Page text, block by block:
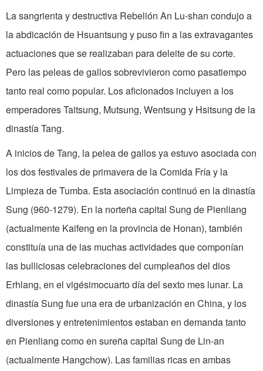
La sangrienta y destructiva Rebelión An Lu-shan condujo a
la abdicación de Hsuantsung y puso fin a las extrava­gantes
actuaciones que se realizaban para deleite de su corte.
Pero las peleas de gallos sobrevivieron como pasatiempo
tanto real como popular. Los aficionados incluyen a los
emperadores Taitsung, Mutsung, Wentsung y Hsitsung de la
di­nastía Tang.
A inicios de Tang, la pelea de gallos ya estuvo asociada con
los dos festivales de primavera de la Comida Fría y la
Limpieza de Tumba. Esta asociación conti­nuó en la dinastía
Sung (960-1279). En la norteña capital Sung de Pienliang
(ac­tualmente Kaifeng en la provincia de Honan), también
constituía una de las muchas actividades que componían
las bulliciosas celebraciones del cumpleaños del dios
Erhlang, en el vigésimocuarto día del sexto mes lunar. La
dinastía Sung fue una era de urbanización en China, y los
diversiones y entretenimientos esta­ban en demanda tanto
en Pienliang como en sureña capital Sung de Lin-an
(actualmente Hangchow). Las familias ricas en ambas